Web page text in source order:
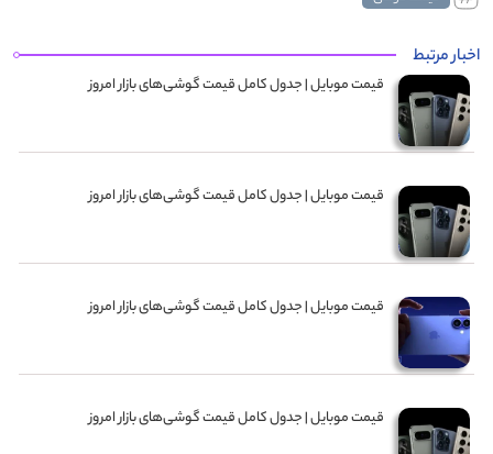
اخبار مرتبط
قیمت موبایل‌ | جدول کامل قیمت گوشی‌های بازار امروز
قیمت موبایل‌ | جدول کامل قیمت گوشی‌های بازار امروز
قیمت موبایل‌ | جدول کامل قیمت گوشی‌های بازار امروز
قیمت موبایل‌ | جدول کامل قیمت گوشی‌های بازار امروز